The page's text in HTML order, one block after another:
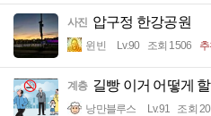
사진 압구정 한강공원
윈빈 Lv.90 조회 1506
계층 길빵 이거 어떻게
낭만블루스 Lv.91 조회